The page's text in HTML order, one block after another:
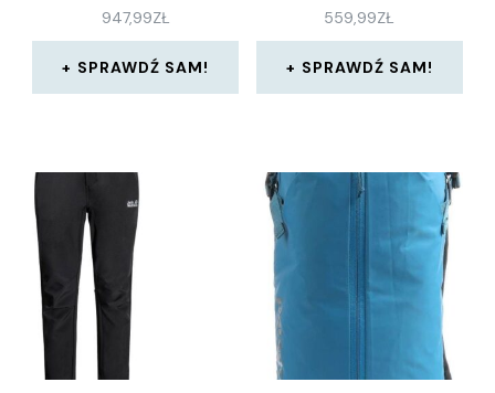
947,99ZŁ
SPRAWDŹ SAM!
559,99ZŁ
SPRAWDŹ SAM!